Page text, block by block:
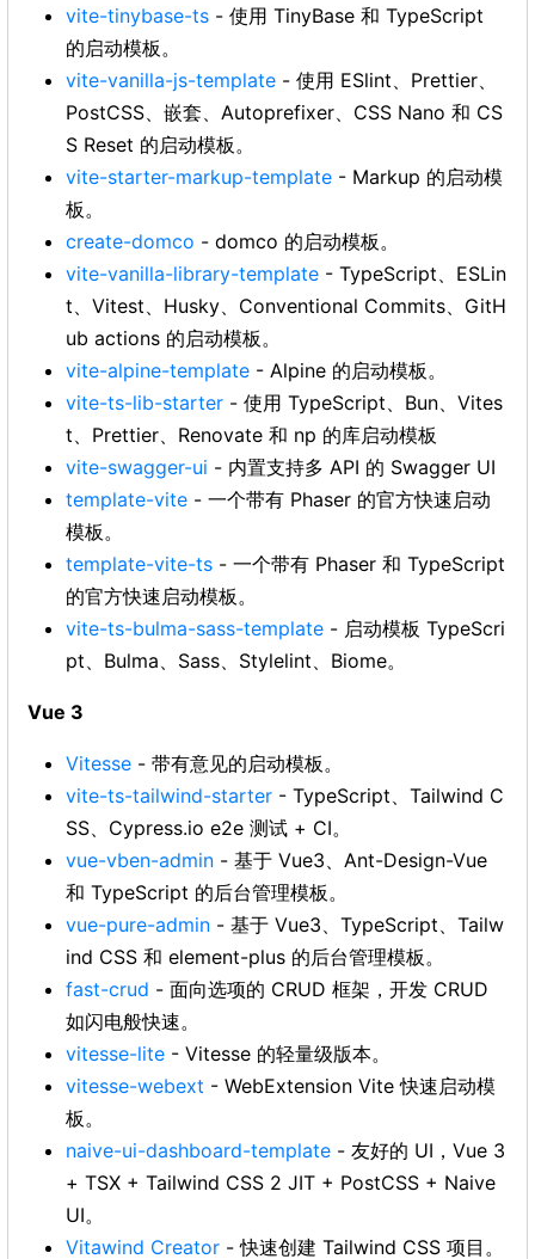
vite-tinybase-ts - 使用 TinyBase 和 TypeScript
的启动模板。
vite-vanilla-js-template - 使用 ESlint、Prettier、
PostCSS、嵌套、Autoprefixer、CSS Nano 和 CS
S Reset 的启动模板。
vite-starter-markup-template - Markup 的启动模
板。
create-domco - domco 的启动模板。
vite-vanilla-library-template - TypeScript、ESLin
t、Vitest、Husky、Conventional Commits、GitH
ub actions 的启动模板。
vite-alpine-template - Alpine 的启动模板。
vite-ts-lib-starter - 使用 TypeScript、Bun、Vites
t、Prettier、Renovate 和 np 的库启动模板
vite-swagger-ui - 内置支持多 API 的 Swagger UI
template-vite - 一个带有 Phaser 的官方快速启动
模板。
template-vite-ts - 一个带有 Phaser 和 TypeScript
的官方快速启动模板。
vite-ts-bulma-sass-template - 启动模板 TypeScri
pt、Bulma、Sass、Stylelint、Biome。
Vue 3
Vitesse - 带有意见的启动模板。
vite-ts-tailwind-starter - TypeScript、Tailwind C
SS、Cypress.io e2e 测试 + CI。
vue-vben-admin - 基于 Vue3、Ant-Design-Vue
和 TypeScript 的后台管理模板。
vue-pure-admin - 基于 Vue3、TypeScript、Tailw
ind CSS 和 element-plus 的后台管理模板。
fast-crud - 面向选项的 CRUD 框架，开发 CRUD
如闪电般快速。
vitesse-lite - Vitesse 的轻量级版本。
vitesse-webext - WebExtension Vite 快速启动模
板。
naive-ui-dashboard-template - 友好的 UI，Vue 3
+ TSX + Tailwind CSS 2 JIT + PostCSS + Naive
UI。
Vitawind Creator - 快速创建 Tailwind CSS 项目。